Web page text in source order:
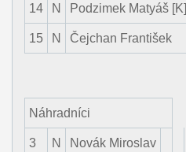
14 N Podzimek Matyáš [K]
15 N Čejchan František
Náhradníci
3 N Novák Miroslav